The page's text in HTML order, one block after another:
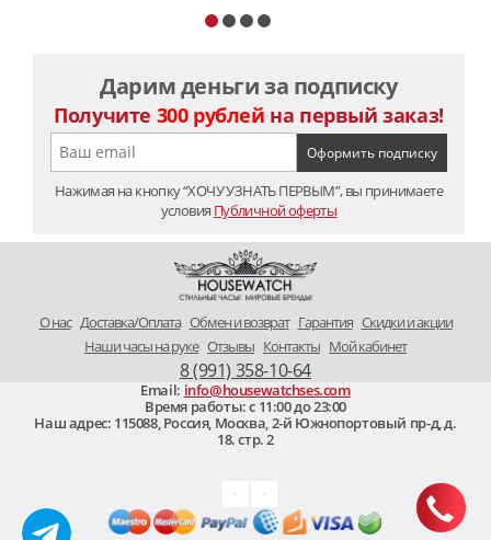
Дарим деньги за подписку
Получите 300 рублей на первый заказ!
Нажимая на кнопку “ХОЧУ УЗНАТЬ ПЕРВЫМ”, вы принимаете
условия Публичной оферты
O нас Доставка/Оплата Обмен и возврат Гарантия Скидки и акции
Наши часы на руке Отзывы Контакты Мой кабинет
8 (991) 358-10-64
Email: info@housewatchses.com
Время работы: c 11:00 до 23:00
Наш адрес: 115088, Россия, Москва 2-й Южнопортовый пр-д, д.
18. стр. 2